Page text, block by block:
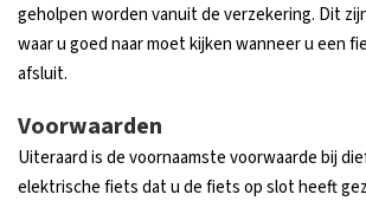
geholpen worden vanuit de verzekering. Dit
waar u goed naar moet kijken wanneer u een
afsluit.
Voorwaarden
Uiteraard is de voornaamste voorwaarde bij
elektrische fiets dat u de fiets op slot heeft